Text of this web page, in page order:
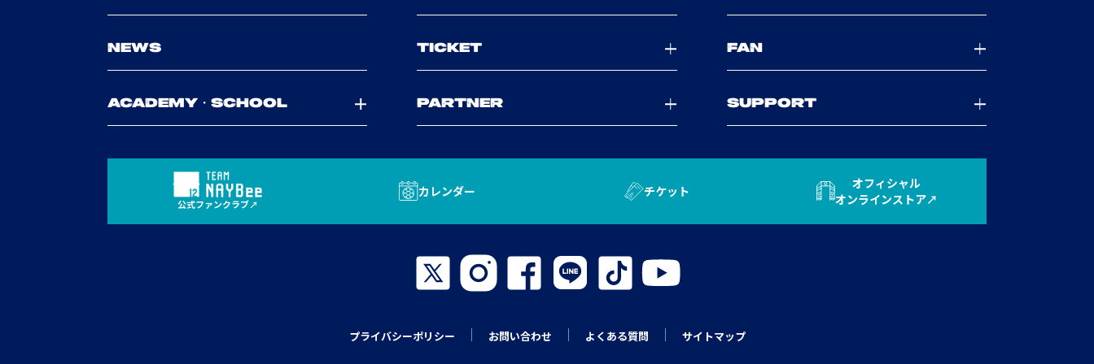
NEWS TICKET FAN
ACADEMY・SCHOOL PARTNER SUPPORT
公式ファンクラブ
カレンダー チケット
オフィシャル
オンラインストア
プライバシーポリシー お問い合わせ よくある質問 サイトマップ